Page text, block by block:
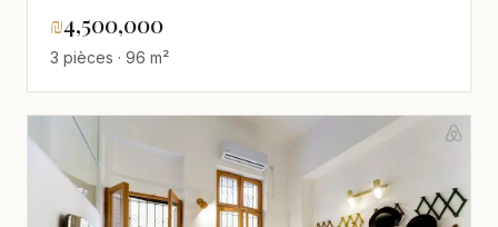
₪4,500,000
3 pièces · 96 m²